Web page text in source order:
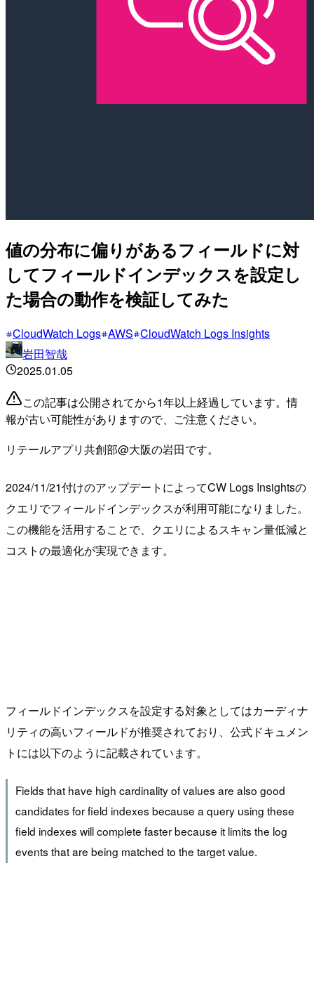
値の分布に偏りがあるフィールドに対
してフィールドインデックスを設定し
た場合の動作を検証してみた
CloudWatch Logs AWS CloudWatch Logs Insights
岩田智哉
2025.01.05
この記事は公開されてから1年以上経過しています。情
報が古い可能性がありますので、ご注意ください。
リテールアプリ共創部@大阪の岩田です。
2024/11/21付けのアップデートによってCW Logs Insightsの
クエリでフィールドインデックスが利用可能になりました。
この機能を活用することで、クエリによるスキャン量低減と
コストの最適化が実現できます。
フィールドインデックスを設定する対象としてはカーディナ
リティの高いフィールドが推奨されており、公式ドキュメン
トには以下のように記載されています。
Fields that have high cardinality of values are also good
candidates for field indexes because a query using these
field indexes will complete faster because it limits the log
events that are being matched to the target value.